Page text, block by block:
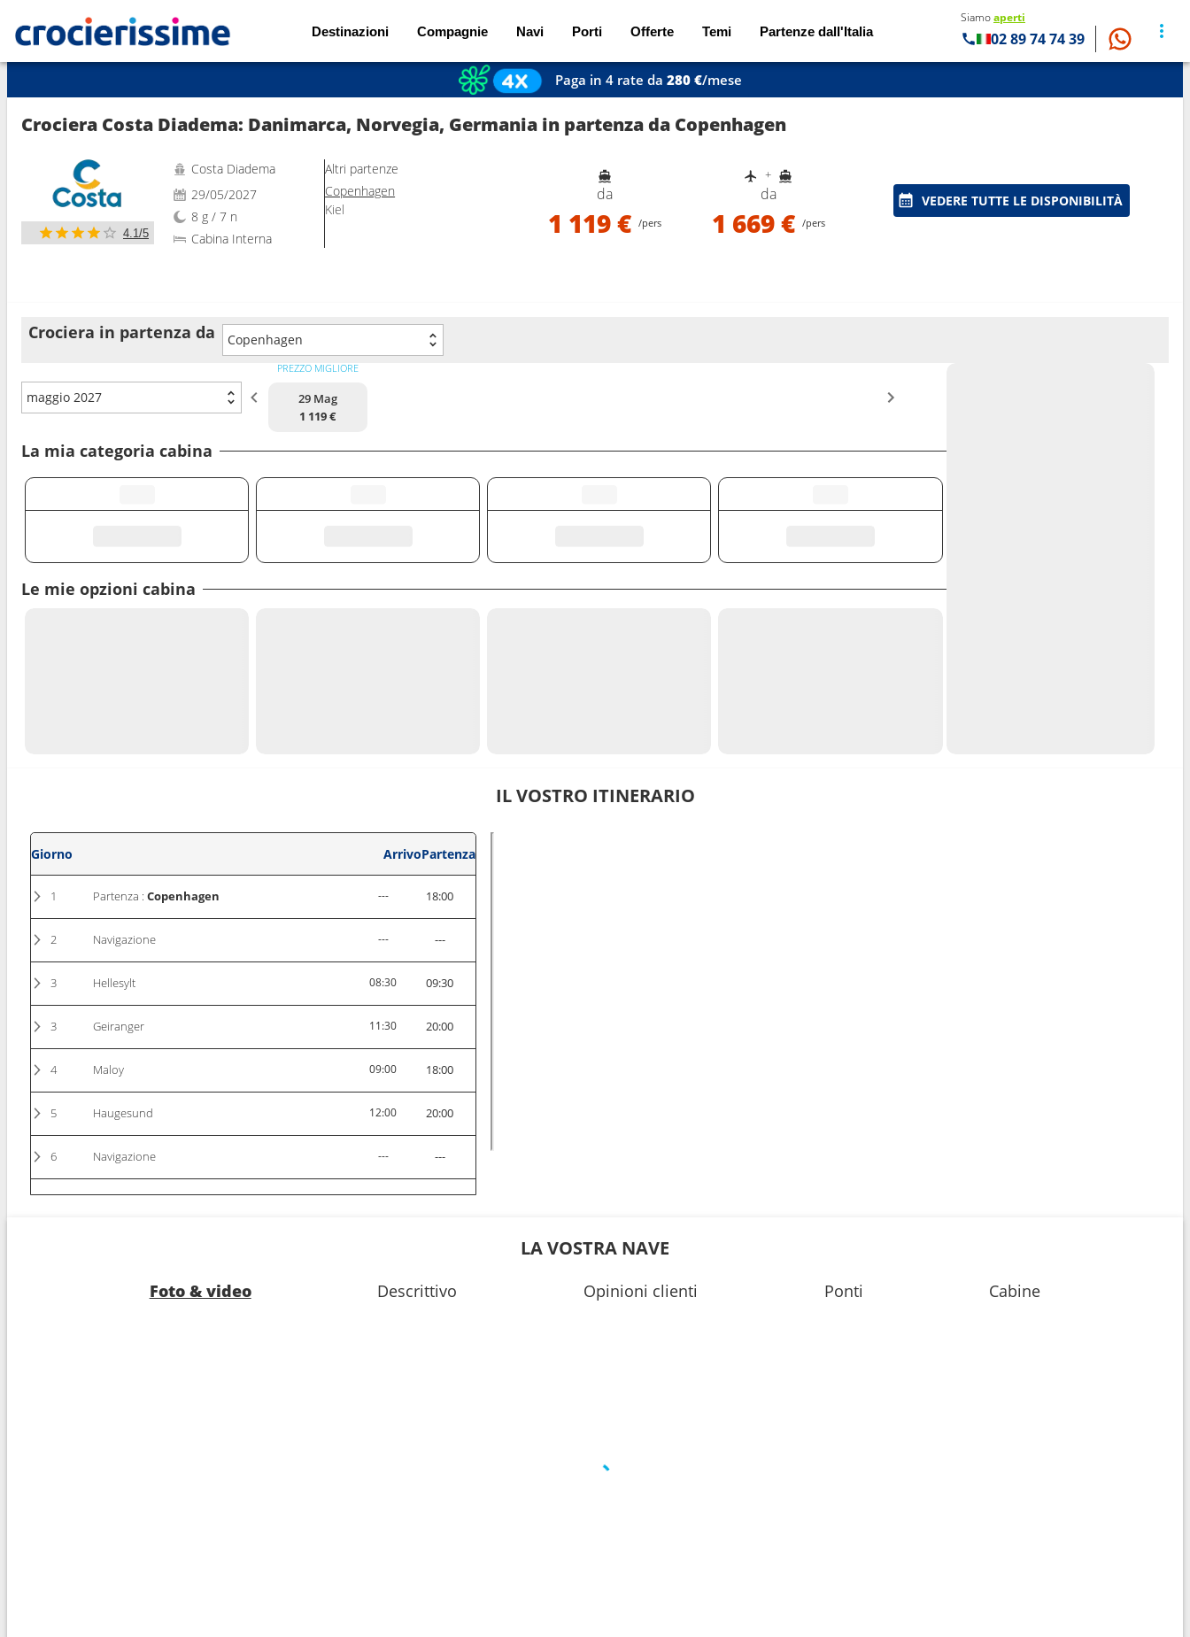
Destinazioni Compagnie Navi Porti Offerte Temi Partenze dall'Italia
Siamoaperti
02 89 74 74 39
Mostra le altre 56 foto
Paga in 4 rate da 280 €/mese
Crociera Costa Diadema: Danimarca, Norvegia, Germania in partenza da Copenhagen
4.1/5
Costa Diadema
29/05/2027
8 g / 7 n
Cabina Interna
Altri partenze
Copenhagen
Kiel
da
1 119 € /pers
+
da
1 669 € /pers
VEDERE TUTTE LE DISPONIBILITÀ
Crociera in partenza da Copenhagen
maggio 2027
PREZZO MIGLIORE
29 Mag
1 119 €
La mia categoria cabina
Le mie opzioni cabina
IL VOSTRO ITINERARIO
Giorno ArrivoPartenza
1 Partenza : Copenhagen --- 18:00
2 Navigazione --- ---
3 Hellesylt 08:30 09:30
3 Geiranger 11:30 20:00
4 Maloy 09:00 18:00
5 Haugesund 12:00 20:00
6 Navigazione --- ---
7 Kiel 08:00 19:30
LA VOSTRA NAVE
Foto & video Descrittivo Opinioni clienti Ponti Cabine